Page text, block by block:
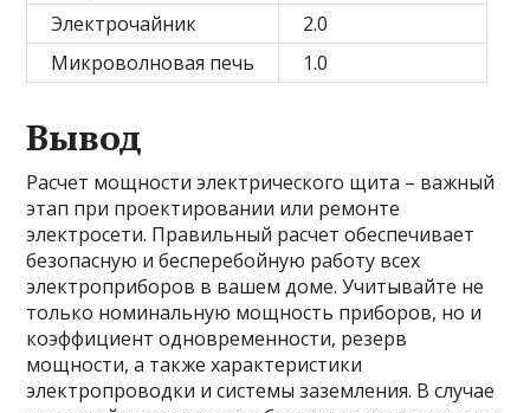
Электрочайник
2.0
Микроволновая печь
1.0
Вывод
Расчет мощности электрического щита – важный
этап при проектировании или ремонте
электросети. Правильный расчет обеспечивает
безопасную и бесперебойную работу всех
электроприборов в вашем доме. Учитывайте не
только номинальную мощность приборов, но и
коэффициент одновременности, резерв
мощности, а также характеристики
электропроводки и системы заземления. В случае